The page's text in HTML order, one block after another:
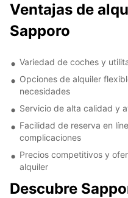
Ventajas de
Sapporo
Variedad de coches y
Opciones de alquiler
necesidades
Servicio de alta calidad y
Facilidad de reserva en
complicaciones
Precios competitivos y
alquiler
Descubre